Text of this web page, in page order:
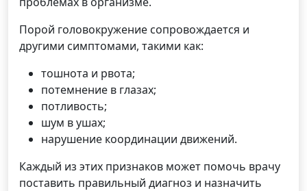
Порой головокружение сопровождается и
другими симптомами, такими как:
тошнота и рвота;
потемнение в глазах;
потливость;
шум в ушах;
нарушение координации движений.
Каждый из этих признаков может помочь врачу
поставить правильный диагноз и назначить